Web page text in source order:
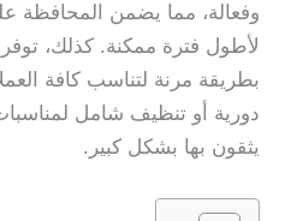
وفعالة، مما يضمن المحافظة
لأطول فترة ممكنة. كذلك،
بطريقة مرنة لتناسب كافة
دورية أو تنظيف شامل
يثقون بها بشكل كبير.